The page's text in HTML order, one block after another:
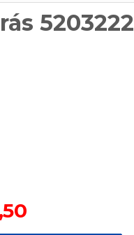
5203222